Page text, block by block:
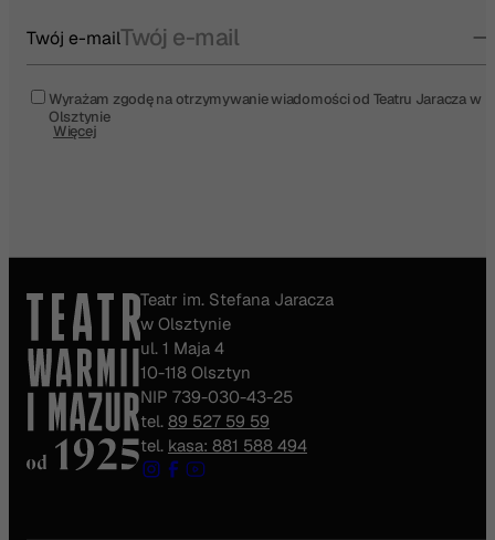
Twój e-mail
Wyrażam zgodę na otrzymywanie wiadomości od Teatru Jaracza w
Olsztynie
Więcej
Teatr im. Stefana Jaracza
w Olsztynie
ul. 1 Maja 4
10-118 Olsztyn
NIP 739-030-43-25
tel. 89 527 59 59
tel. kasa: 881 588 494